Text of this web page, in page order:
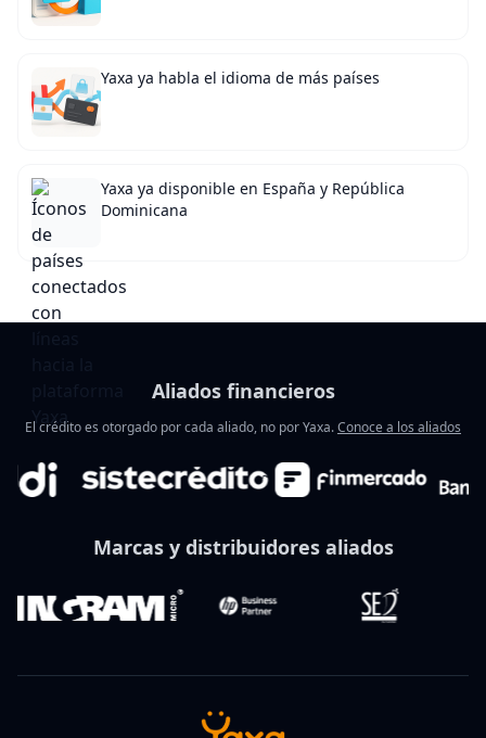
Yaxa ya habla el idioma de más países
Yaxa ya disponible en España y República
Dominicana
Aliados financieros
El crédito es otorgado por cada aliado, no por Yaxa.Conoce a los aliados
Marcas y distribuidores aliados